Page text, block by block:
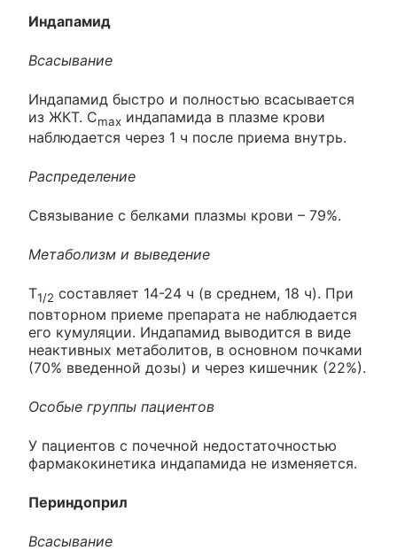
Индапамид
Всасывание
Индапамид быстро и полностью всасывается
из ЖКТ. Cmax индапамида в плазме крови
наблюдается через 1 ч после приема внутрь.
Распределение
Связывание с белками плазмы крови – 79%.
Метаболизм и выведение
Т1/2 составляет 14-24 ч (в среднем, 18 ч). При
повторном приеме препарата не наблюдается
его кумуляции. Индапамид выводится в виде
неактивных метаболитов, в основном почками
(70% введенной дозы) и через кишечник (22%).
Особые группы пациентов
У пациентов с почечной недостаточностью
фармакокинетика индапамида не изменяется.
Периндоприл
Всасывание